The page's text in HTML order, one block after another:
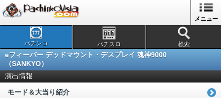
メニュー
パチンコ パチスロ 検索
eフィーバー デッドマウント・デスプレイ 魂神9000
（SANKYO）
演出情報
モード＆大当り紹介